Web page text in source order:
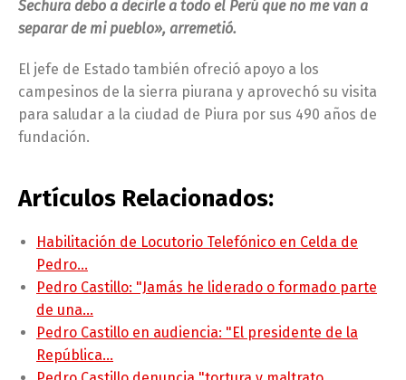
Sechura debo a decirle a todo el Perú que no me van a
separar de mi pueblo», arremetió.
El jefe de Estado también ofreció apoyo a los
campesinos de la sierra piurana y aprovechó su visita
para saludar a la ciudad de Piura por sus 490 años de
fundación.
Artículos Relacionados:
Habilitación de Locutorio Telefónico en Celda de
Pedro…
Pedro Castillo: "Jamás he liderado o formado parte
de una…
Pedro Castillo en audiencia: "El presidente de la
República…